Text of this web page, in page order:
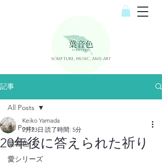
Scripture, Music, and Art
記事
All Posts
葉音色
愛シリーズ
All Posts
20年後に答えられた祈り
Keiko Yamada
2月23日 読了時間: 5分